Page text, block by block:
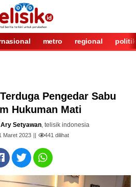
metro regional politik
Pengedar Sabu
Hukuman Mati
Setyawan, telisik indonesia
Maret 2023 441 dilihat